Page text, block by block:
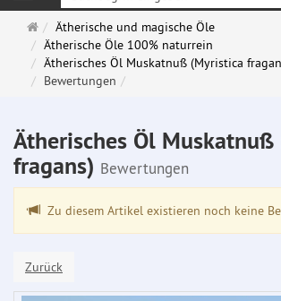
Startseite
Ätherische und magische Öle
Ätherische Öle 100% naturrein
Ätherisches Öl Muskatnuß (Myristica
Bewertungen
Ätherisches Öl
fragans) Bewertungen
Zu diesem Artikel existieren noch keine
Zurück